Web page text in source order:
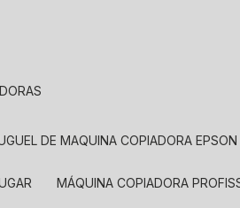
DE MAQUINA COPIADORA EPSON
MÁQUINA COPIADORA